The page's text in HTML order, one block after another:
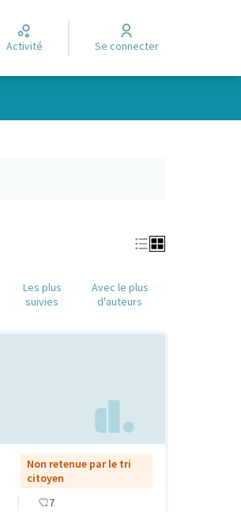
Activité Se connecter
Les plus
suivies
Avec le plus
d'auteurs
Non retenue par le tri
citoyen
7